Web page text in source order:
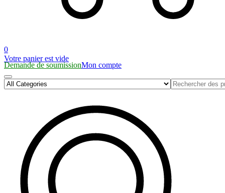
0
Votre panier est vide
Demande de soumissionMon compte